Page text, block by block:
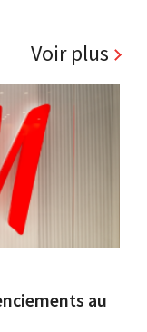
Voir plus
au